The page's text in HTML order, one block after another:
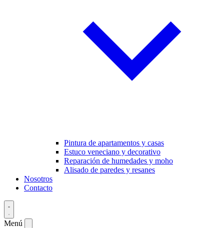
Pintura de apartamentos y casas
Estuco veneciano y decorativo
Reparación de humedades y moho
Alisado de paredes y resanes
Nosotros
Contacto
Menú